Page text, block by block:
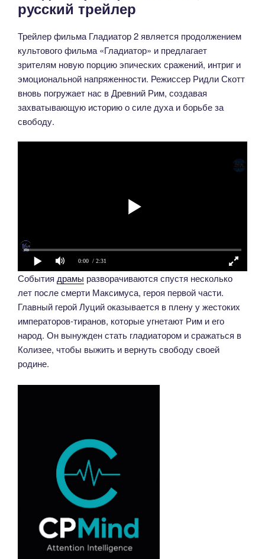
русский трейлер
Трейлер фильма Гладиатор 2 является продолжением
культового фильма «Гладиатор» и предлагает
зрителям новую порцию эпических сражений, интриг и
эмоциональной напряженности. Режиссер Ридли Скотт
вновь погружает нас в Древний Рим, создавая
захватывающую историю о силе духа и борьбе за
свободу.
0:00 / 2:31
События драмы разворачиваются спустя несколько
лет после смерти Максимуса, героя первой части.
Главный герой Луций оказывается в плену у жестоких
императоров-тиранов, которые угнетают Рим и его
народ. Он вынужден стать гладиатором и сражаться в
Колизее, чтобы выжить и вернуть свободу своей
родине.